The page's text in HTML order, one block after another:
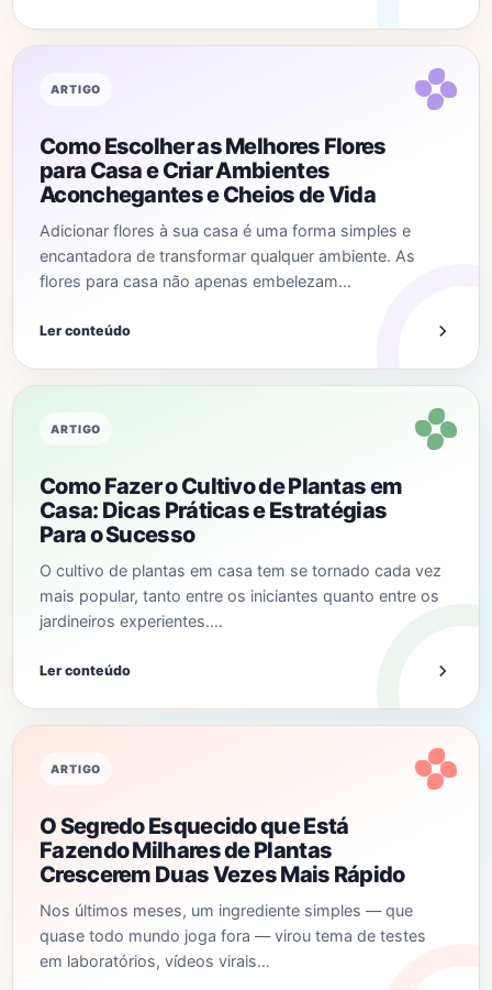
ARTIGO
Como Escolher as Melhores Flores
para Casa e Criar Ambientes
Aconchegantes e Cheios de Vida
Adicionar flores à sua casa é uma forma simples e
encantadora de transformar qualquer ambiente. As
flores para casa não apenas embelezam…
Ler conteúdo
ARTIGO
Como Fazer o Cultivo de Plantas em
Casa: Dicas Práticas e Estratégias
Para o Sucesso
O cultivo de plantas em casa tem se tornado cada vez
mais popular, tanto entre os iniciantes quanto entre os
jardineiros experientes.…
Ler conteúdo
ARTIGO
O Segredo Esquecido que Está
Fazendo Milhares de Plantas
Crescerem Duas Vezes Mais Rápido
Nos últimos meses, um ingrediente simples — que
quase todo mundo joga fora — virou tema de testes
em laboratórios, vídeos virais…